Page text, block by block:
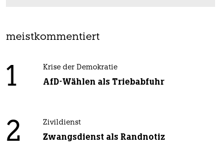
meistkommentiert
1 Krise der Demokratie
AfD-Wählen als Triebabfuhr
2 Zivildienst
Zwangsdienst als Randnotiz